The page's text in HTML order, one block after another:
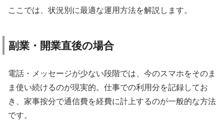
ここでは、状況別に最適な運用方法を解説します。
副業・開業直後の場合
電話・メッセージが少ない段階では、今のスマホをそのま
ま使い続けるのが現実的。仕事での利用分を記録してお
き、家事按分で通信費を経費に計上するのが一般的な方法
です。